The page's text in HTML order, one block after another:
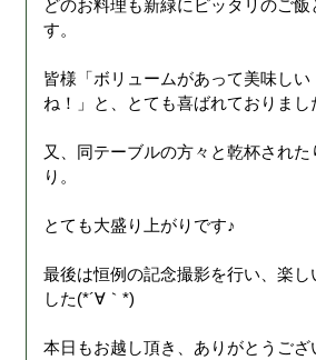
どのお料理も新緑にピッタリのご飯
す。
皆様「ボリュームがあって美味しい
ね！」と、とても喜ばれておりまし
又、同テーブルの方々と乾杯された
り。
とても大盛り上がりです♪
最後は恒例の記念撮影を行い、楽し
した(*´∀｀*)
本日もお越し頂き、ありがとうご